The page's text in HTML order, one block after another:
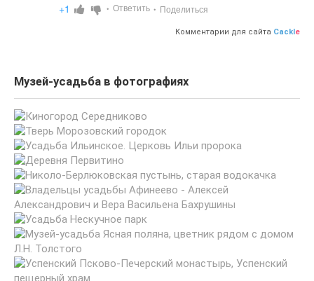
+1 • Ответить • Поделиться
Комментарии для сайта Cackl e
Музей-усадьба в фотографиях